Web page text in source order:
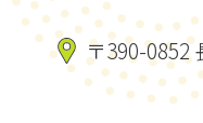
〒390-0852